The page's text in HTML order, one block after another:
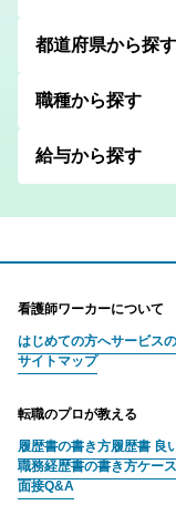
都道府県から探す
職種から探す
給与から探す
看護師ワーカーについて
はじめての方へサービス
サイトマップ
転職のプロが教える
履歴書の書き方履歴書 良
職務経歴書の書き方ケー
面接Q&A